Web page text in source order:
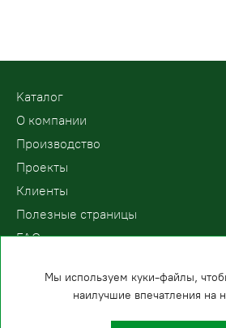
Kаталог
О компании
Производство
Проекты
Клиенты
Полезные страницы
FAQ
Мы используем куки-файлы,
наилучшие впечатления на